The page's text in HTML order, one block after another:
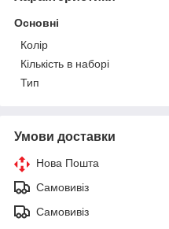
Основні
Колір
Кількість в наборі
Тип
Умови доставки
Нова Пошта
Самовивіз
Самовивіз